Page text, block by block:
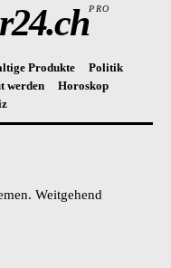
PRO
Produkte
Politik
werden
Horoskop
Weitgehend